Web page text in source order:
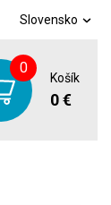
Slovensko
0
Košík
0 €